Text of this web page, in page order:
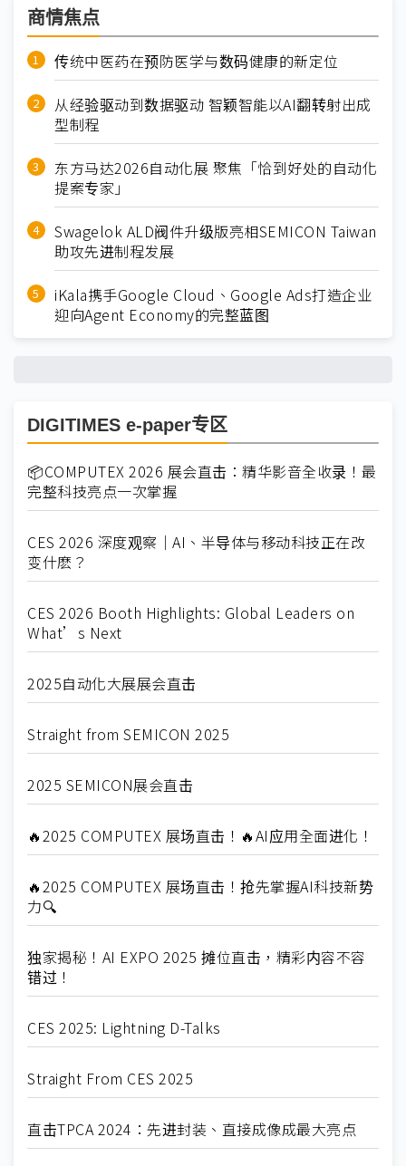
商情焦点
传统中医药在预防医学与数码健康的新定位
从经验驱动到数据驱动 智颖智能以AI翻转射出成
型制程
东方马达2026自动化展 聚焦「恰到好处的自动化
提案专家」
Swagelok ALD阀件升级版亮相SEMICON Taiwan
助攻先进制程发展
iKala携手Google Cloud、Google Ads打造企业
迎向Agent Economy的完整蓝图
DIGITIMES e-paper专区
📦COMPUTEX 2026 展会直击：精华影音全收录！最
完整科技亮点一次掌握
CES 2026 深度观察｜AI、半导体与移动科技正在改
变什麽？
CES 2026 Booth Highlights: Global Leaders on
What’s Next
2025自动化大展展会直击
Straight from SEMICON 2025
2025 SEMICON展会直击
🔥2025 COMPUTEX 展场直击！🔥AI应用全面进化！
🔥2025 COMPUTEX 展场直击！抢先掌握AI科技新势
力🔍
独家揭秘！AI EXPO 2025 摊位直击，精彩内容不容
错过！
CES 2025: Lightning D-Talks
Straight From CES 2025
直击TPCA 2024：先进封装、直接成像成最大亮点